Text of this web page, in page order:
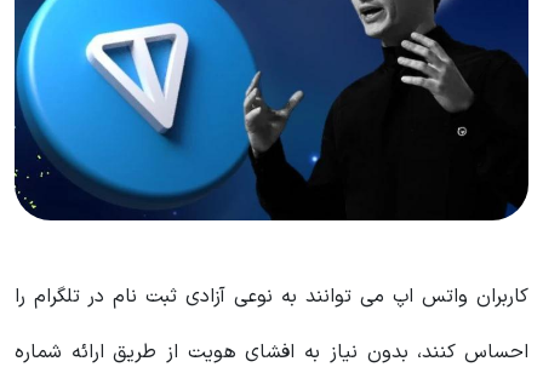
کاربران واتس اپ می توانند به نوعی آزادی ثبت نام در تلگرام را
احساس کنند، بدون نیاز به افشای هویت از طریق ارائه شماره